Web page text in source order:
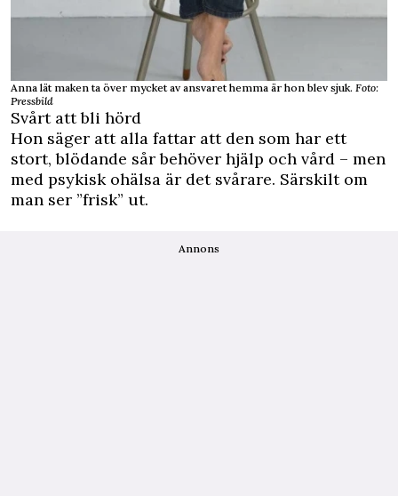
Anna lät maken ta över mycket av ansvaret hemma är hon blev sjuk. Foto:
Pressbild
Svårt att bli hörd
Hon säger att alla fattar att den som har ett
stort, blödande sår behöver hjälp och vård – men
med psykisk ohälsa är det svårare. Särskilt om
man ser ”frisk” ut.
Annons